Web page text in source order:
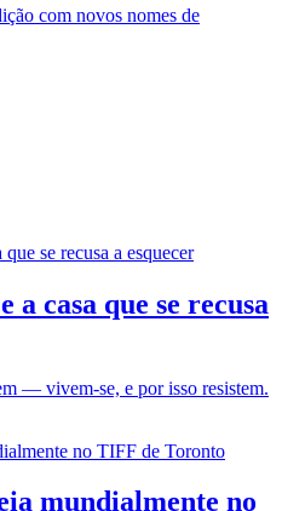
com novos nomes de
a casa que se recusa
— vivem-se, e por isso resistem.
mundialmente no